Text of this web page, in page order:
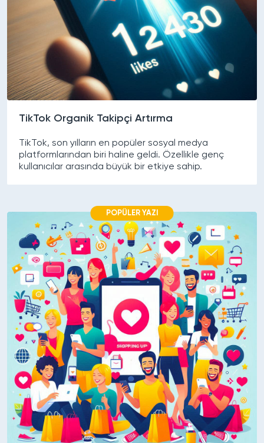
TikTok Organik Takipçi Artırma
TikTok, son yılların en popüler sosyal medya
platformlarından biri haline geldi. Özellikle genç
kullanıcılar arasında büyük bir etkiye sahip.
POPÜLER YAZI